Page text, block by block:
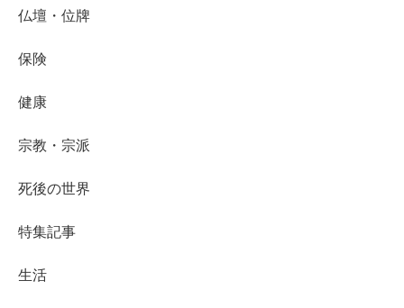
仏壇・位牌
保険
健康
宗教・宗派
死後の世界
特集記事
生活